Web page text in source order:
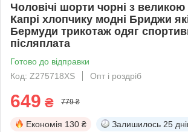
Чоловічі шорти чорні з
Капрі хлопчику модні Бриджи
Бермуди трикотаж одяг
післяплата
Готово до відправки
Код: Z275718XS
Опт і роздріб
649 ₴ 779 ₴
Економія 130 ₴ Залишилось 25